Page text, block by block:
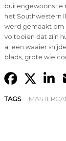
buitengewoons te
het Southwestern
werd gemaakt om
voltooien dat zijn
al een waaier
blads, grote
TAGS